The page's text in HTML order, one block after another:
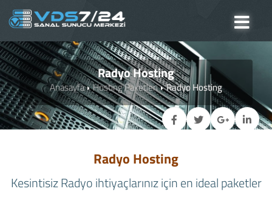
Radyo Hosting
Anasayfa Hosting Paketleri Radyo Hosting
Radyo Hosting
Kesintisiz Radyo ihtiyaçlarınız için en ideal paketler